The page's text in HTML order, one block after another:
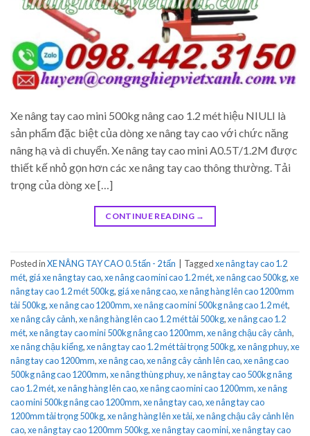
Xe nâng tay cao mini 500kg nâng cao 1.2 mét hiệu NIULI là
sản phẩm đặc biệt của dòng xe nâng tay cao với chức năng
nâng hạ và di chuyển. Xe nâng tay cao mini A0.5T/1.2M được
thiết kế nhỏ gọn hơn các xe nâng tay cao thông thường. Tải
trọng của dòng xe […]
CONTINUE READING →
Posted inXE NÂNG TAY CAO 0.5 tấn - 2 tấn Taggedxe nâng tay cao 1.2
mét, giá xe nâng tay cao,xe nâng cao mini cao 1.2 mét,xe nâng cao 500kg,xe
nâng tay cao 1.2 mét 500kg, giá xe nâng cao,xe nâng hàng lên cao 1200mm
tải 500kg,xe nâng cao 1200mm,xe nâng cao mini 500kg nâng cao 1.2 mét,
xe nâng cây cảnh,xe nâng hàng lên cao 1.2 mét tải 500kg,xe nâng cao 1.2
mét,xe nâng tay cao mini 500kg nâng cao 1200mm,xe nâng chậu cây cảnh,
xe nâng chậu kiểng,xe nâng tay cao 1.2 mét tải trọng 500kg,xe nâng phuy,xe
nâng tay cao 1200mm,xe nâng cao,xe nâng cây cảnh lên cao,xe nâng cao
500kg nâng cao 1200mm,xe nâng thùng phuy,xe nâng tay cao 500kg nâng
cao 1.2 mét,xe nâng hàng lên cao,xe nâng cao mini cao 1200mm,xe nâng
cao mini 500kg nâng cao 1200mm,xe nâng tay cao,xe nâng tay cao
1200mm tải trọng 500kg,xe nâng hàng lên xe tải,xe nâng chậu cây cảnh lên
cao,xe nâng tay cao 1200mm 500kg,xe nâng tay cao mini,xe nâng tay cao